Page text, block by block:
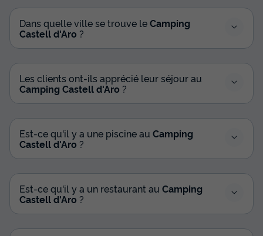
Dans quelle ville se trouve leCamping
Castell d'Aro ?
Les clients ont-ils apprécié leur séjour au
Camping Castell d'Aro ?
Est-ce qu'il y a une piscine au Camping
Castell d'Aro ?
Est-ce qu'il y a un restaurant au Camping
Castell d'Aro ?